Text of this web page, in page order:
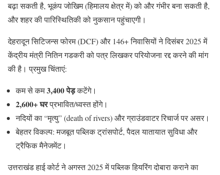
बढ़ा सकती है, भूकंप जोखिम (हिमालय क्षेत्र में) को और गंभीर बना सकती है,
और शहर की पारिस्थितिकी को नुकसान पहुंचाएगी।
देहरादून सिटिजन्स फोरम (DCF) और 146+ निवासियों ने दिसंबर 2025 में
केंद्रीय मंत्री नितिन गडकरी को पत्र लिखकर परियोजना रद्द करने की मांग
की है। प्रमुख चिंताएं:
कम से कम3,400 पेड़कटेंगे।
2,600+ घरप्रभावित/ध्वस्त होंगे।
नदियों का “मृत्यु” (death of rivers) और ग्राउंडवाटर रिचार्ज पर असर।
बेहतर विकल्प: मजबूत पब्लिक ट्रांसपोर्ट, पैदल यातायात सुविधा और
ट्रैफिक मैनेजमेंट।
उत्तराखंड हाई कोर्ट ने अगस्त 2025 में पब्लिक हियरिंग दोबारा कराने का